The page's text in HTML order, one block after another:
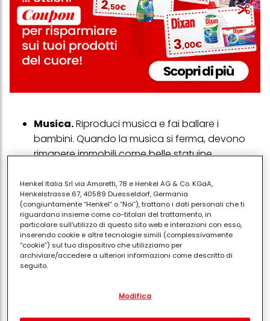
Musica.Riproduci musica e fai ballare i
bambini. Quando la musica si ferma, devono
rimanere immobili come belle statuine.
professionista, ma la maggior parte dei bambini
(soprattutto quelli più giovani) non sono troppo
esigenti. In Italiano è anche chiamato trucca
bimbi. Devi comprare dei prodotti di make up
appositi e poi decorare le loro faccine.
Pozzo dei palloncini.Riempi una stanza con
che i bambini impazziscano.
Caccia al tesoro.Crea e distribuisci elenchi di
Henkel Italia Srl via Amoretti, 78 e Henkel AG & Co. KGaA,
Henkelstrasse 67, 40589 Duesseldorf, Germania
(congiuntamente “Henkel” o “Noi”), trattano i dati personali che ti
riguardano insieme come co-titolari del trattamento, in
particolare sull'utilizzo di questo sito web e interazioni con esso,
inserendo cookie e altre tecnologie simili (complessivamente
“cookie”) sul tuo dispositivo che utilizziamo per
archiviare/accedere a ulteriori informazioni come descritto di
seguito.
separati o co-titolari come indicato nella nostra Informativa sulla
pixel, impronte digitali e tecnologie simili" utilizzeremo anche
Modifica